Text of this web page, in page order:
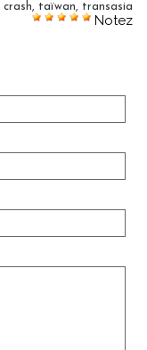
crash, taïwan, transasia
Notez